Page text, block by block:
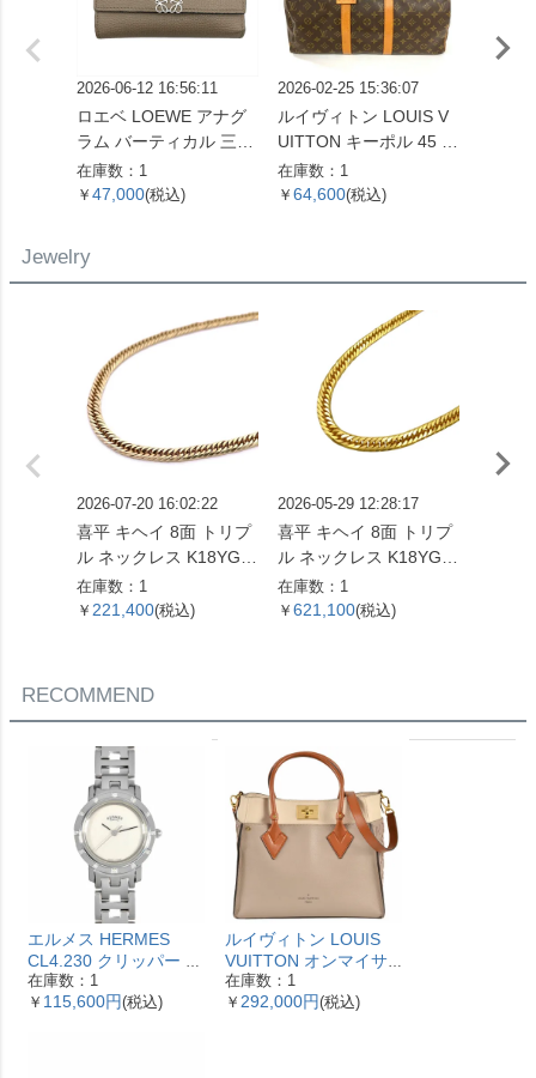
2026-06-12 16:56:11
ロエベ LOEWE アナグ
ラム バーティカル 三つ
折り財布 ベージュ シル
バー金具【中古】
在庫数：1
￥ 47,000(税込)
2026-02-25 15:36:07
ルイヴィトン LOUIS V
UITTON キーポル 45 ボ
ストンバッグ モノグラ
ム キャンバス M41428
在庫数：1
￥ 64,600(税込)
Jewelry
2026-07-20 16:02:22
喜平 キヘイ 8面 トリプ
ル ネックレス K18YG 1
0.4g【中古】
在庫数：1
￥ 221,400(税込)
2026-05-29 12:28:17
喜平 キヘイ 8面 トリプ
ル ネックレス K18YG 2
4.5g 60cm【中古】
在庫数：1
￥ 621,100(税込)
RECOMMEND
エルメス HERMES
CL4.230 クリッパー ナ
クレ 腕時計 シェル文字
盤 ベゼル12Pダイヤ レ
在庫数：1
￥ 115,600円(税込)
ルイヴィトン LOUIS
VUITTON オンマイサ
イドMM ハンドバッグ
2WAY レザー M53825
在庫数：1
￥ 292,000円(税込)